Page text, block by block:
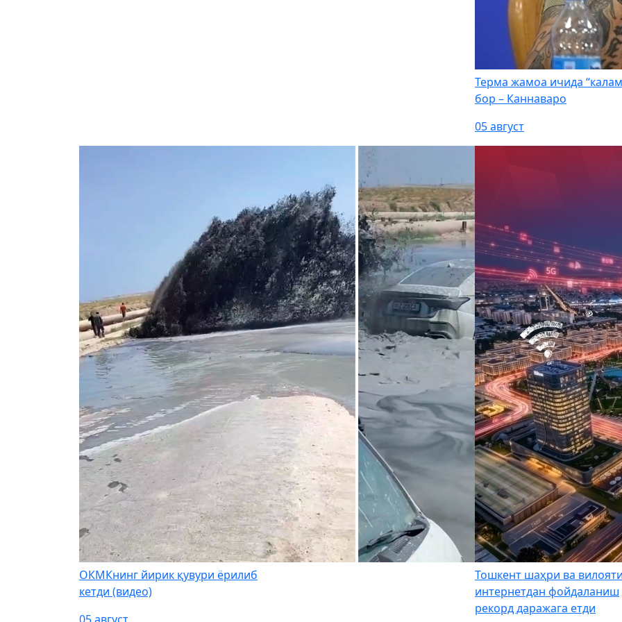
Терма жамоа ичида
бор – Каннаваро
05 август
ОКМКнинг йирик қувури ёрилиб
кетди (видео)
Тошкент шаҳри ва
интернетдан фойдаланиш
рекорд даражага етди